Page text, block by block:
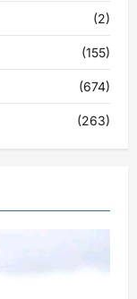
(2)
(155)
(674)
(263)